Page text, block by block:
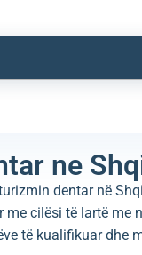
ne
dentar në
cilësi të lartë me
të kualifikuar dhe